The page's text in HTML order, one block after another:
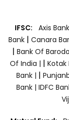
IFSC: Axis Bank
Bank| Canara
| Bank Of Baroda
Of India | | Kotak
Bank | |
Bank | IDFC